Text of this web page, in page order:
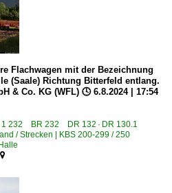
250 'Energiecontainer'
Seelze
Osnabrück
Flachwagen mit der Bezeichnung
(Saale) Richtung Bitterfeld entlang.
& Co. KG (WFL) 🕓 6.8.2024 | 17:54
1 232 BR 232 DR 132 · DR 130.1
/ Strecken | KBS 200-299 / 250
